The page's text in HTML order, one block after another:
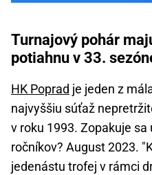
Turnajový pohár
potiahnu v 33.
HK Poprad je jeden z
najvyššiu súťaž
v roku 1993. Zopakuje sa
ročníkov? August 2023.
jedenástu trofej v rámci